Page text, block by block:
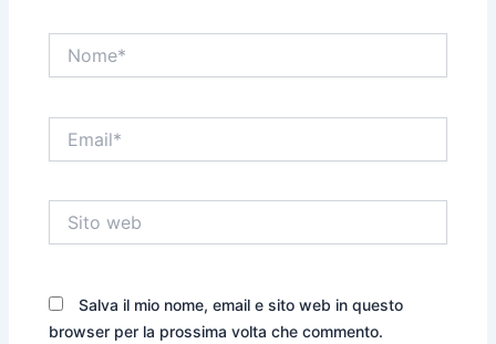
web
Salva il mio nome, email e sito web in questo
browser per la prossima volta che commento.